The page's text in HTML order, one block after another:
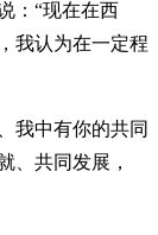
：“现在在西
我认为在一定程
我中有你的共同
、共同发展，